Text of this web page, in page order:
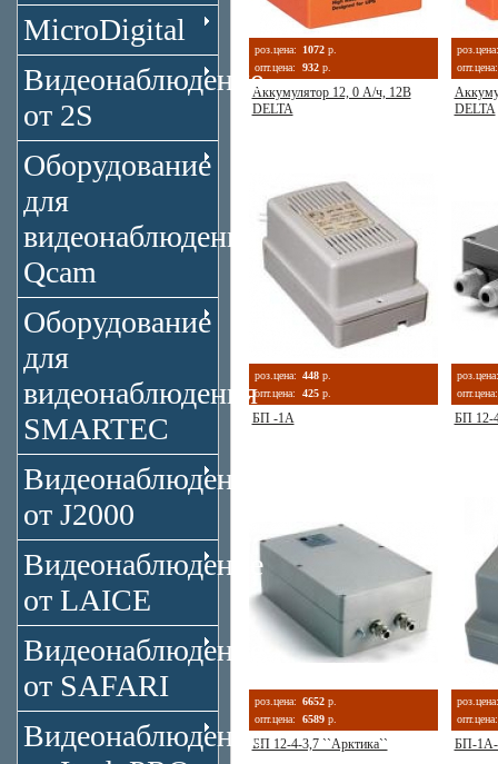
MicroDigital
Видеонаблюдение
от 2S
Оборудование
для
видеонаблюдения
Qcam
Оборудование
для
видеонаблюдения
SMARTEC
Видеонаблюдение
от J2000
Видеонаблюдение
от LAICE
Видеонаблюдение
от SAFARI
Видеонаблюдение
роз.цена: 1072 р.
опт.цена:
932 р.
Аккумулятор 12, 0 А/ч, 12В
DELTA
роз.цена:
опт.цена:
DELTA
роз.цена: 448 р.
опт.цена:
425 р.
БП -1А
роз.цена:
опт.цена:
БП 12-
роз.цена: 6652 р.
опт.цена:
6589 р.
БП 12-4-3,7 ``Арктика``
роз.цена:
опт.цена:
БП-